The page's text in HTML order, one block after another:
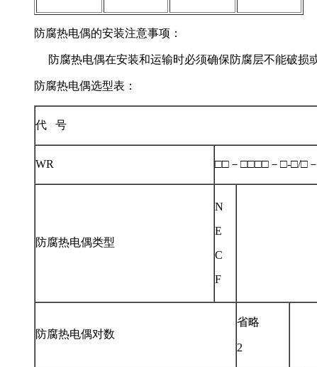
防腐热电偶的安装注意事项：
防腐热电偶在安装和运输时必须确保防腐层不能破损或者
防腐热电偶选型表：
代 号
WR □□－□□□□－□-□/□
防腐热电偶类型
N
E
C
F
防腐热电偶对数
省略
2